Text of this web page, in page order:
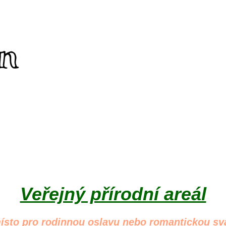
Veřejný přírodní areál
pro rodinnou oslavu nebo romantickou